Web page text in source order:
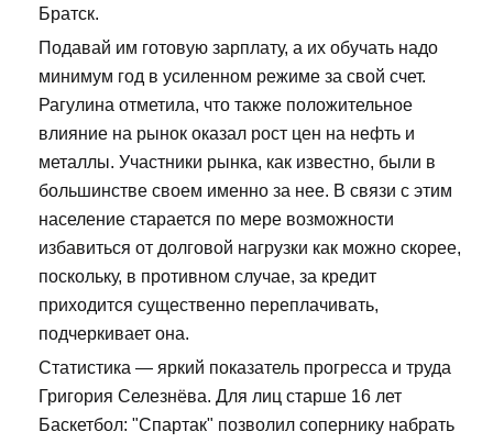
Братск.
Подавай им готовую зарплату, а их обучать надо
минимум год в усиленном режиме за свой счет.
Рагулина отметила, что также положительное
влияние на рынок оказал рост цен на нефть и
металлы. Участники рынка, как известно, были в
большинстве своем именно за нее. В связи с этим
население старается по мере возможности
избавиться от долговой нагрузки как можно скорее,
поскольку, в противном случае, за кредит
приходится существенно переплачивать,
подчеркивает она.
Статистика — яркий показатель прогресса и труда
Григория Селезнёва. Для лиц старше 16 лет
Баскетбол: "Спартак" позволил сопернику набрать